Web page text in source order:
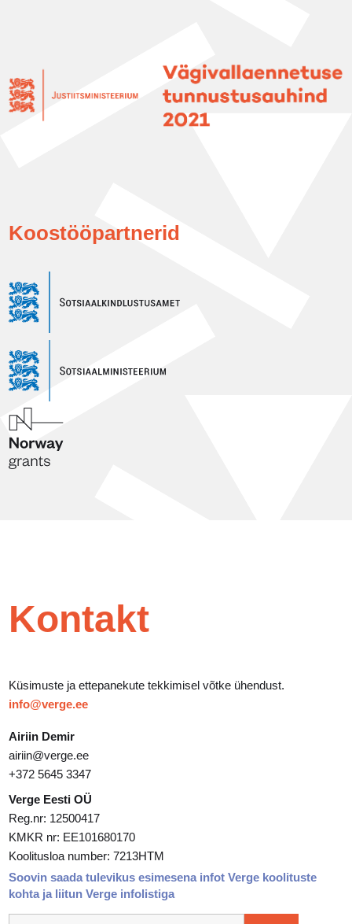
Koostööpartnerid
Kontakt
Küsimuste ja ettepanekute tekkimisel võtke ühendust.
info@verge.ee
Airiin Demir
airiin@verge.ee
+372 5645 3347
Verge Eesti OÜ
Reg.nr: 12500417
KMKR nr: EE101680170
Koolitusloa number: 7213HTM
Soovin saada tulevikus esimesena infot Verge koolituste
kohta ja liitun Verge infolistiga